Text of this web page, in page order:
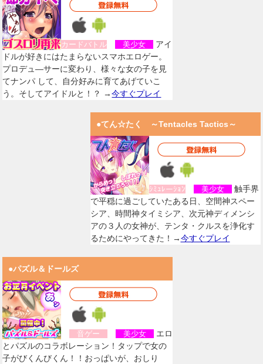
カードバトル 美少女
アイ
ドルが好きにはたまらないスマホエロゲー。
プロデュ―サーに変わり、様々な女の子を見
てナンパ して、自分好みに育てあげていこ
う。そしてアイドルと！？ →今すぐプレイ
●てん☆たく ～Tentacles Tactics～
ｼﾐｭﾚーｼｮﾝ 美少女
触手界
で平穏に過ごしていたある日、空間神スペー
シア、時間神タイミシア、次元神ディメンシ
アの３人の女神が、テンタ・クルスを浄化す
るためにやってきた！→今すぐプレイ
●パズル＆ドールズ
音ゲー 美少女
エロ
とパズルのコラボレーション！タップで女の
子がびくんびくん！！おっぱいが、おしり